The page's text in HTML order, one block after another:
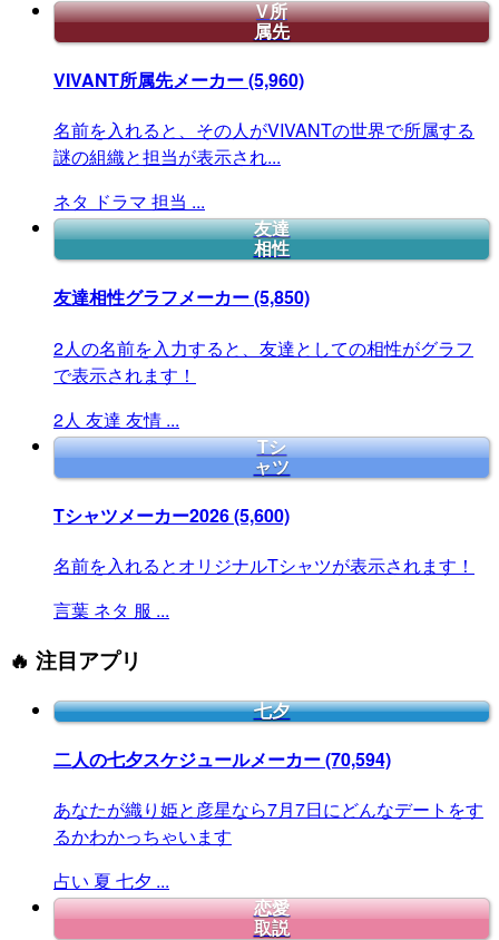
V所
属先
VIVANT所属先メーカー(5,960)
名前を入れると、その人がVIVANTの世界で所属する
謎の組織と担当が表示され...
ネタ ドラマ 担当 ...
友達
相性
友達相性グラフメーカー(5,850)
2人の名前を入力すると、友達としての相性がグラフ
で表示されます！
2人 友達 友情 ...
Tシ
ャツ
Tシャツメーカー2026(5,600)
名前を入れるとオリジナルTシャツが表示されます！
言葉 ネタ 服 ...
🔥 注目アプリ
七夕
二人の七夕スケジュールメーカー(70,594)
あなたが織り姫と彦星なら7月7日にどんなデートをす
るかわかっちゃいます
占い 夏 七夕 ...
恋愛
取説